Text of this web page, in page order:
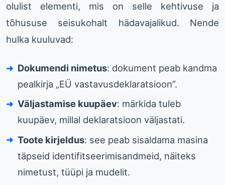
olulist elementi, mis on selle kehtivuse ja
tõhususe seisukohalt hädavajalikud. Nende
hulka kuuluvad:
Dokumendi nimetus: dokument peab kandma
pealkirja „EÜ vastavusdeklaratsioon”.
Väljastamise kuupäev: märkida tuleb
kuupäev, millal deklaratsioon väljastati.
Toote kirjeldus: see peab sisaldama masina
täpseid identifitseerimisandmeid, näiteks
nimetust, tüüpi ja mudelit.